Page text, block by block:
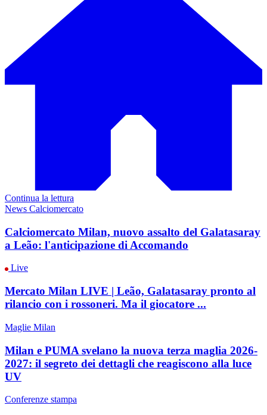
Continua la lettura
News Calciomercato
Calciomercato Milan, nuovo assalto del Galatasaray
a Leão: l'anticipazione di Accomando
Live
Mercato Milan LIVE | Leão, Galatasaray pronto al
rilancio con i rossoneri. Ma il giocatore ...
Maglie Milan
Milan e PUMA svelano la nuova terza maglia 2026-
2027: il segreto dei dettagli che reagiscono alla luce
UV
Conferenze stampa